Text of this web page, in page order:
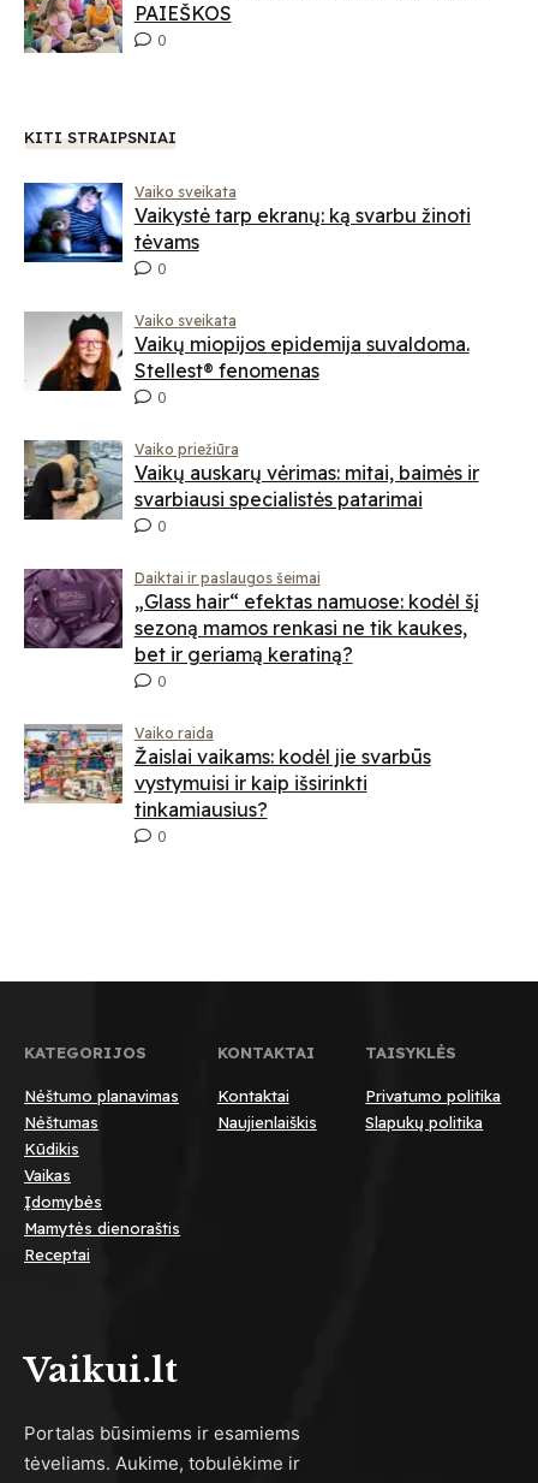
PAIEŠKOS
0
KITI STRAIPSNIAI
Vaiko sveikata
Vaikystė tarp ekranų: ką svarbu žinoti
tėvams
0
Vaiko sveikata
Vaikų miopijos epidemija suvaldoma.
Stellest® fenomenas
0
Vaiko priežiūra
Vaikų auskarų vėrimas: mitai, baimės ir
svarbiausi specialistės patarimai
0
Daiktai ir paslaugos šeimai
„Glass hair“ efektas namuose: kodėl šį
sezoną mamos renkasi ne tik kaukes,
bet ir geriamą keratiną?
0
Vaiko raida
Žaislai vaikams: kodėl jie svarbūs
vystymuisi ir kaip išsirinkti
tinkamiausius?
0
KATEGORIJOS
Nėštumo planavimas
Nėštumas
Kūdikis
Vaikas
Įdomybės
Mamytės dienoraštis
Receptai
KONTAKTAI
Kontaktai
Naujienlaiškis
TAISYKLĖS
Privatumo politika
Slapukų politika
Vaikui.lt
Portalas būsimiems ir esamiems
tėveliams. Aukime, tobulėkime ir